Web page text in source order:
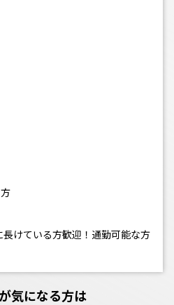
けている方歓迎！通勤可能な方
気になる方は